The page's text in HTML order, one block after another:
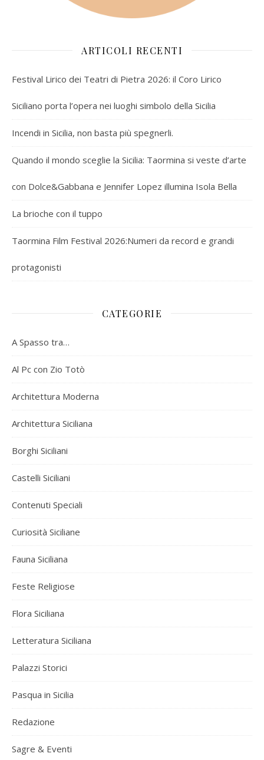
ARTICOLI RECENTI
Festival Lirico dei Teatri di Pietra 2026: il Coro Lirico
Siciliano porta l’opera nei luoghi simbolo della Sicilia
Incendi in Sicilia, non basta più spegnerli.
Quando il mondo sceglie la Sicilia: Taormina si veste d’arte
con Dolce&Gabbana e Jennifer Lopez illumina Isola Bella
La brioche con il tuppo
Taormina Film Festival 2026:Numeri da record e grandi
protagonisti
CATEGORIE
A Spasso tra…
Al Pc con Zio Totò
Architettura Moderna
Architettura Siciliana
Borghi Siciliani
Castelli Siciliani
Contenuti Speciali
Curiosità Siciliane
Fauna Siciliana
Feste Religiose
Flora Siciliana
Letteratura Siciliana
Palazzi Storici
Pasqua in Sicilia
Redazione
Sagre & Eventi